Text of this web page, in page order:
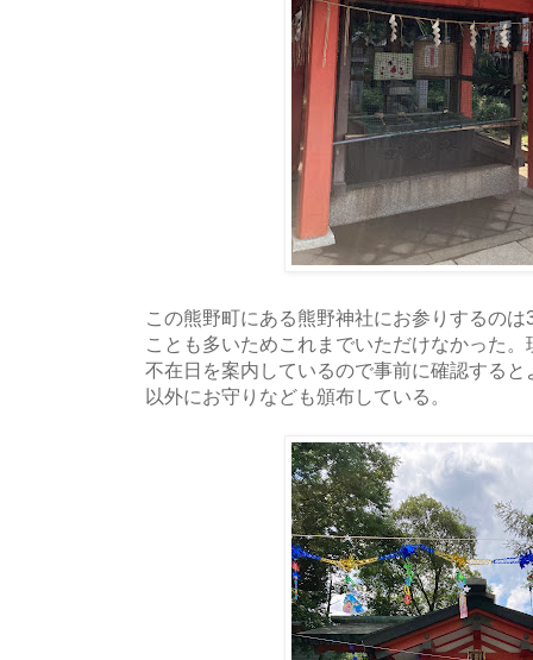
この熊野町にある熊野神社にお参りするの
ことも多いためこれまでいただけなかった
不在日を案内しているので事前に確認する
以外にお守りなども頒布している。